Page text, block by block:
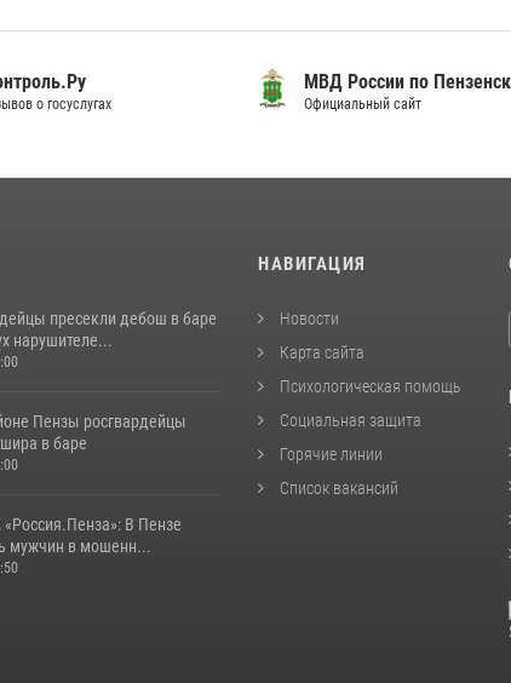
о госуслугах
МВД России по
Официальный сайт
пресекли дебош в баре
нарушителе...
Пензы росгвардейцы
в баре
В Пензе
мужчин в мошенн...
НАВИГАЦИЯ
Новости
Карта сайта
Психологическая помощь
Социальная защита
Горячие линии
Список вакансий